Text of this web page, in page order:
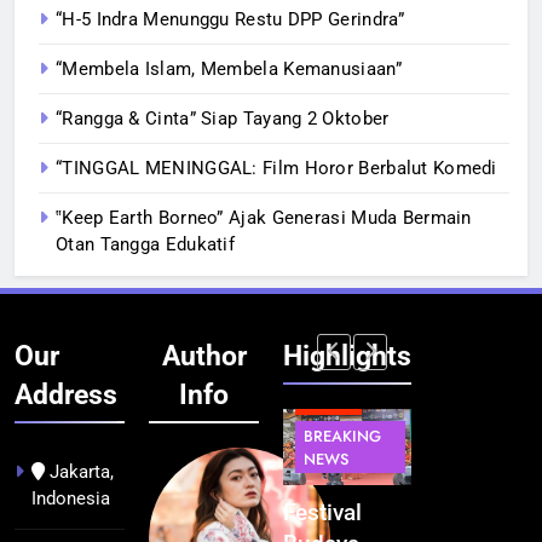
“H-5 Indra Menunggu Restu DPP Gerindra”
“Membela Islam, Membela Kemanusiaan”
“Rangga & Cinta” Siap Tayang 2 Oktober
“TINGGAL MENINGGAL: Film Horor Berbalut Komedi
‟Keep Earth Borneo” Ajak Generasi Muda Bermain
Otan Tangga Edukatif
Our
Address
Jakarta,
Indonesia
Author
Info
Highlights
BERITA
NEWS
Kualitas
TEKNOLOGI
Indonesia
BREAKING
NEWS
Festival